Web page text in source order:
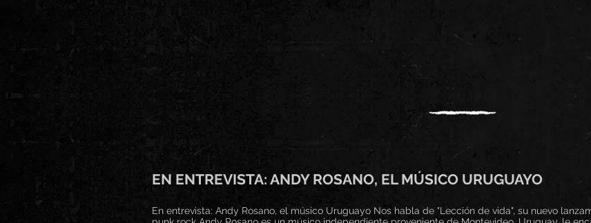
EN ENTREVISTA: ANDY ROSANO, EL MÚSICO URUGUAYO
En entrevista: Andy Rosano, el músico Uruguayo Nos habla de "Lección de vida", su nuevo